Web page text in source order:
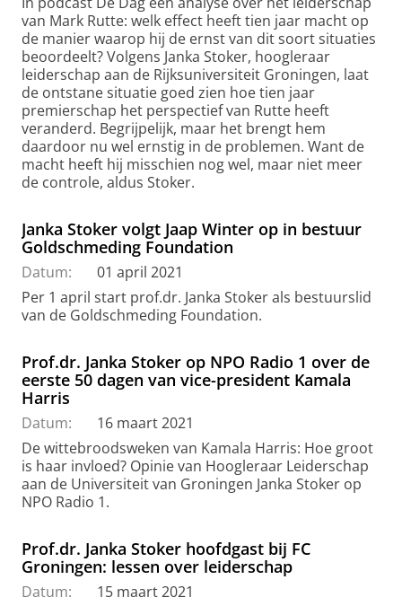
van Mark Rutte: welk effect heeft tien jaar macht op
de manier waarop hij de ernst van dit soort situaties
beoordeelt? Volgens Janka Stoker, hoogleraar
leiderschap aan de Rijksuniversiteit Groningen, laat
de ontstane situatie goed zien hoe tien jaar
premierschap het perspectief van Rutte heeft
veranderd. Begrijpelijk, maar het brengt hem
daardoor nu wel ernstig in de problemen. Want de
macht heeft hij misschien nog wel, maar niet meer
de controle, aldus Stoker.
Janka Stoker volgt Jaap Winter op in bestuur
Goldschmeding Foundation
Datum:
01 april 2021
Per 1 april start prof.dr. Janka Stoker als bestuurslid
van de Goldschmeding Foundation.
Prof.dr. Janka Stoker op NPO Radio 1 over de
eerste 50 dagen van vice-president Kamala
Harris
Datum:
16 maart 2021
De wittebroodsweken van Kamala Harris: Hoe groot
is haar invloed? Opinie van Hoogleraar Leiderschap
aan de Universiteit van Groningen Janka Stoker op
NPO Radio 1.
Prof.dr. Janka Stoker hoofdgast bij FC
Groningen: lessen over leiderschap
Datum:
15 maart 2021